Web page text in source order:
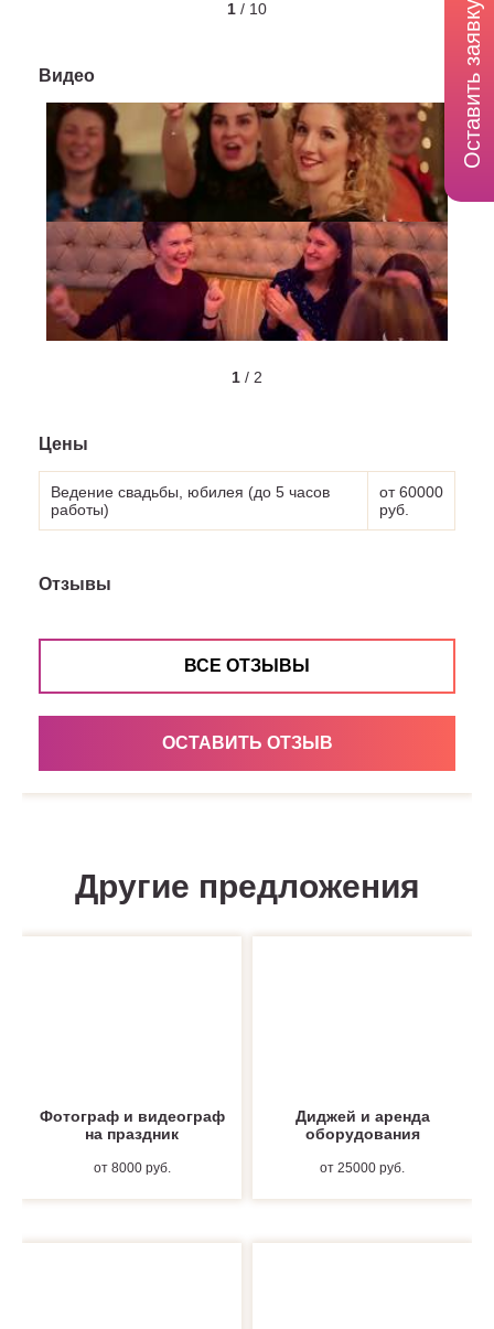
1 / 10
Видео
1 / 2
Цены
Ведение свадьбы, юбилея (до 5 часов
работы)
от 60000
руб.
Отзывы
ВСЕ ОТЗЫВЫ
ОСТАВИТЬ ОТЗЫВ
Другие предложения
Фотограф и видеограф
на праздник
от 8000 руб.
Диджей и аренда
оборудования
от 25000 руб.
Оставить заявку